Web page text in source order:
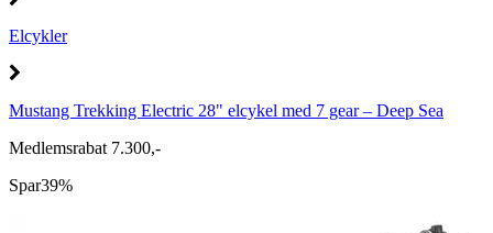
Elcykler
Mustang Trekking Electric 28" elcykel med 7 gear – Deep Sea
Medlemsrabat 7.300,-
Spar39%